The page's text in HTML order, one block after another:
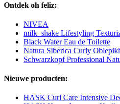
Ontdek oh feliz:
NIVEA
milk_shake Lifestyling
Black Water Eau de Toilette
Natura Siberica Curly
Schwarzkopf Professional
Nieuwe producten:
HASK Curl Care Intensive